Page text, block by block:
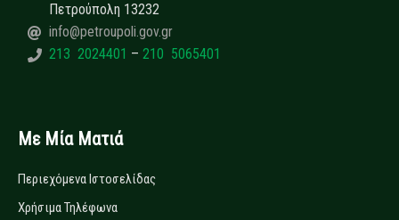
Πετρούπολη 13232
info@petroupoli.gov.gr
213 2024401 – 210 5065401
Με Μία Ματιά
Περιεχόμενα Ιστοσελίδας
Χρήσιμα Τηλέφωνα